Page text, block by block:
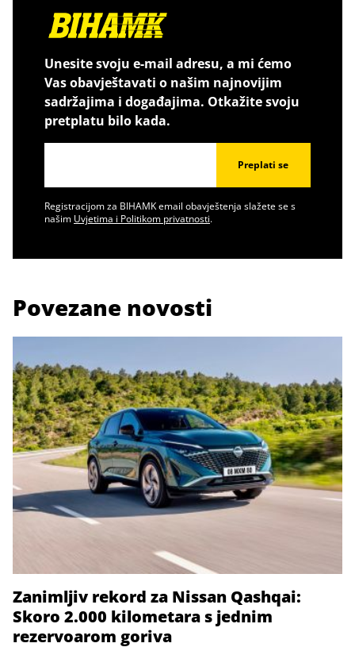
Unesite svoju e-mail adresu, a mi ćemo
Vas obavještavati o našim najnovijim
sadržajima i događajima. Otkažite svoju
pretplatu bilo kada.
Preplati se
Registracijom za BIHAMK email obavještenja slažete se s
našim Uvjetima i Politikom privatnosti.
Povezane novosti
Zanimljiv rekord za Nissan Qashqai:
Skoro 2.000 kilometara s jednim
rezervoarom goriva